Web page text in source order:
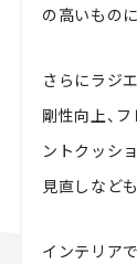
の高いもの
さらにラジ
剛性向上、
ントクッシ
見直しなど
インテリア